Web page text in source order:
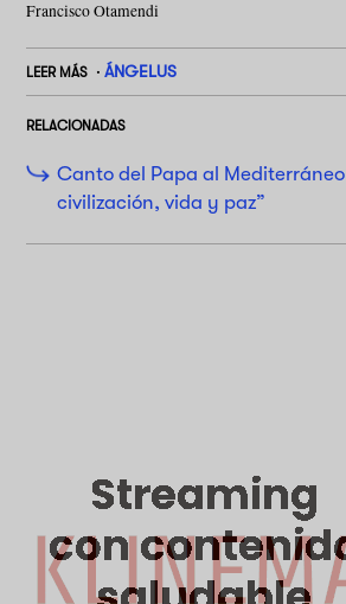
Francisco Otamendi
LEER MÁS ÁNGELUS
RELACIONADAS
Canto del Papa al
civilización, vida y paz”